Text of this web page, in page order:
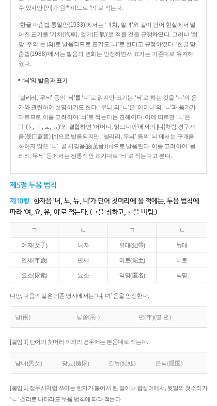
수 있지만 [의]가 원칙이므로 ‘의’로 적는다.
‘한글 마춤법 통일안(1933)’에서는 ‘긔챠, 일긔’와 같이 언어 현실에서 멀
어진 표기를 ‘기차(汽車), 일기(日氣)’로 적을 것을 규정하였다. 그러나 ‘희
망, 주의’는 [의]로 발음되므로 표기도 ‘ㅢ’로 한다고 규정하였다. ‘한글 맞
춤법(1988)’에서는 발음의 변화는 인정하면서 표기는 기존대로 유지하
였다.
‘늬’의 발음과 표기
‘늴리리, 무늬’ 등의 ‘늬’를 ‘니’로 읽지만 표기는 ‘늬’로 하는 것을 ‘ㄴ’의 음
가와 관련하여 설명하기도 한다. ‘무늬’의 ‘ㄴ’은 ‘어머니’의 ‘ㄴ’과 음가가
다르므로 이를 고려하여 ‘늬’로 적는다는 견해이다. 이에 따르면 ‘ㄴ’은
‘ㅣ(ㅑ, ㅕ, ㅛ, ㅠ)’와 결합하면 ‘어머니, 읽으니까’에서의 [니]처럼 경구개
음(硬口蓋音) [ɲ]으로 발음되지만, ‘늴리리, 무늬’ 등의 ‘늬’에서는 구개음
화하지 않은 ‘ㄴ’, 곧 치경음(齒莖音) [n]으로 발음된다. 이를 고려하여 ‘늴
리리, 무늬’ 등에서는 전통적인 표기대로 ‘늬’로 적는다고 본다.
제5절 두음 법칙
제10항 한자음 ‘녀, 뇨, 뉴, 니’가 단어 첫머리에 올 적에는, 두음 법칙에
따라 ‘여, 요, 유, 이’로 적는다. (ㄱ을 취하고, ㄴ을 버림.)
ㄱ ㄴ ㄱ ㄴ
여자(女子) 녀자 유대(紐帶) 뉴대
연세(年歲) 년세 이토(泥土) 니토
요소(尿素) 뇨소 익명(匿名) 닉명
다만, 다음과 같은 의존 명사에서는 ‘냐, 녀’ 음을 인정한다.
냥(兩) 냥쭝(兩-) 년(年)(몇 년)
[붙임 1] 단어의 첫머리 이외의 경우에는 본음대로 적는다.
남녀(男女) 당뇨(糖尿) 결뉴(結紐) 은닉(隱匿)
[붙임 2] 접두사처럼 쓰이는 한자가 붙어서 된 말이나 합성어에서, 뒷말의 첫소리가
‘ㄴ’ 소리로 나더라도 두음 법칙에 따라 적는다.